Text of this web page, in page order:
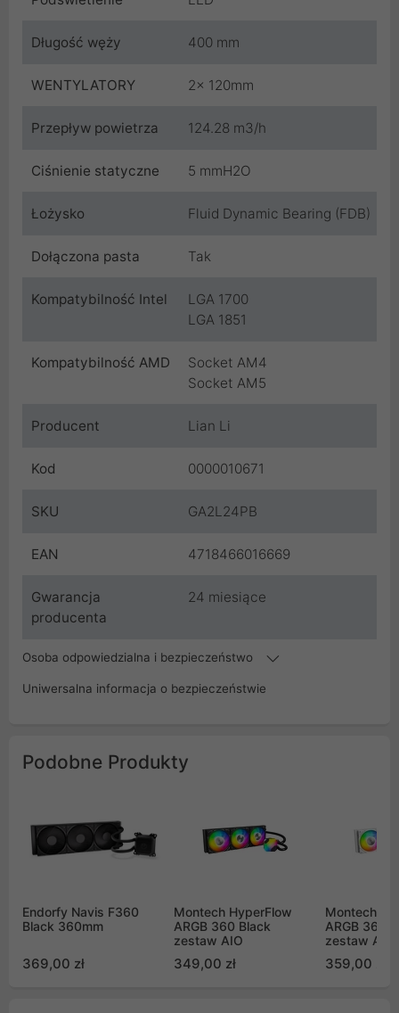
Długość węży 400 mm
WENTYLATORY 2x 120mm
Przepływ powietrza 124.28 m3/h
Ciśnienie statyczne 5 mmH2O
Łożysko Fluid Dynamic Bearing (FDB)
Dołączona pasta Tak
Kompatybilność Intel
LGA 1700
LGA 1851
Kompatybilność AMD
Socket AM4
Socket AM5
Producent Lian Li
Kod 0000010671
SKU GA2L24PB
EAN 4718466016669
Gwarancja
producenta
24 miesiące
Osoba odpowiedzialna i bezpieczeństwo
Uniwersalna informacja o bezpieczeństwie
Podobne Produkty
Endorfy Navis F360
Black 360mm
369,00 zł
Montech HyperFlow
ARGB 360 Black
zestaw AIO
349,00 zł
Montech
ARGB 360
zestaw AIO
359,00 zł